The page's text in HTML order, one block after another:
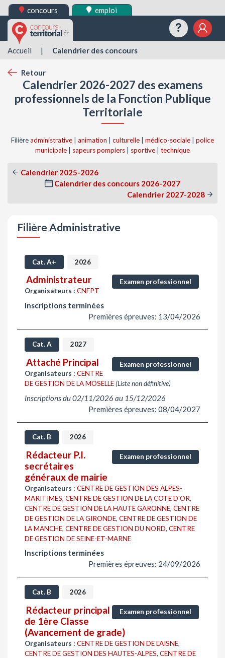
concours emploi
Accueil | Calendrier des concours
Retour
Calendrier 2026-2027 des examens
professionnels de la Fonction Publique
Territoriale
Filièreadministrative animation culturelle médico-sociale
police
municipale
sapeurs pompiers sportive technique
Calendrier 2025-2026
Calendrier des concours 2026-2027
Calendrier 2027-2028
Filière Administrative
Cat. A+ 2026
Examen professionnel
Administrateur
Organisateurs : CNFPT
Inscriptions terminées
Premières épreuves: 13/04/2026
Cat. A 2027
Examen professionnel
Attaché Principal
Organisateurs : CENTRE
DE GESTION DE LA MOSELLE (Liste non définitive)
Inscriptions du 02/11/2026 au 15/12/2026
Premières épreuves: 08/04/2027
Cat. B 2026
Examen professionnel
Rédacteur P.I.
secrétaires
généraux de mairie
Organisateurs : CENTRE DE GESTION DES ALPES-
MARITIMES, CENTRE DE GESTION DE LA COTE D'OR,
CENTRE DE GESTION DE LA HAUTE GARONNE, CENTRE
DE GESTION DE LA GIRONDE, CENTRE DE GESTION DE
LA MANCHE, CENTRE DE GESTION DU NORD, CENTRE
DE GESTION DE SEINE-ET-MARNE
Inscriptions terminées
Premières épreuves: 24/09/2026
Cat. B 2026
Examen professionnel
Rédacteur principal
de 1ère Classe
(Avancement de grade)
Organisateurs : CENTRE DE GESTION DE L'AISNE,
CENTRE DE GESTION DES HAUTES-ALPES, CENTRE DE